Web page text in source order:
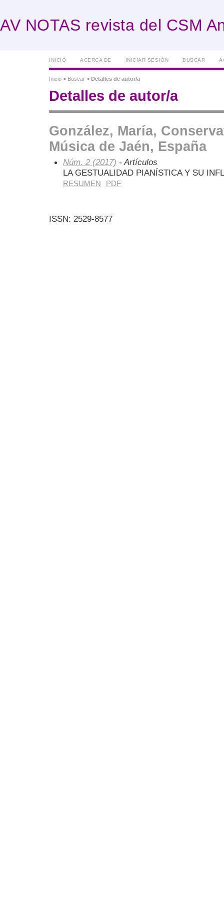
AV NOTAS revista del CSM
INICIO ACERCA DE INICIAR SESIÓN BUSCAR
Inicio > Buscar > Detalles de autor/a
Detalles de autor/a
González, María,
Música de Jaén, España
Núm. 2 (2017) - Artículos
LA GESTUALIDAD PIANÍSTICA Y SU
RESUMEN PDF
ISSN: 2529-8577